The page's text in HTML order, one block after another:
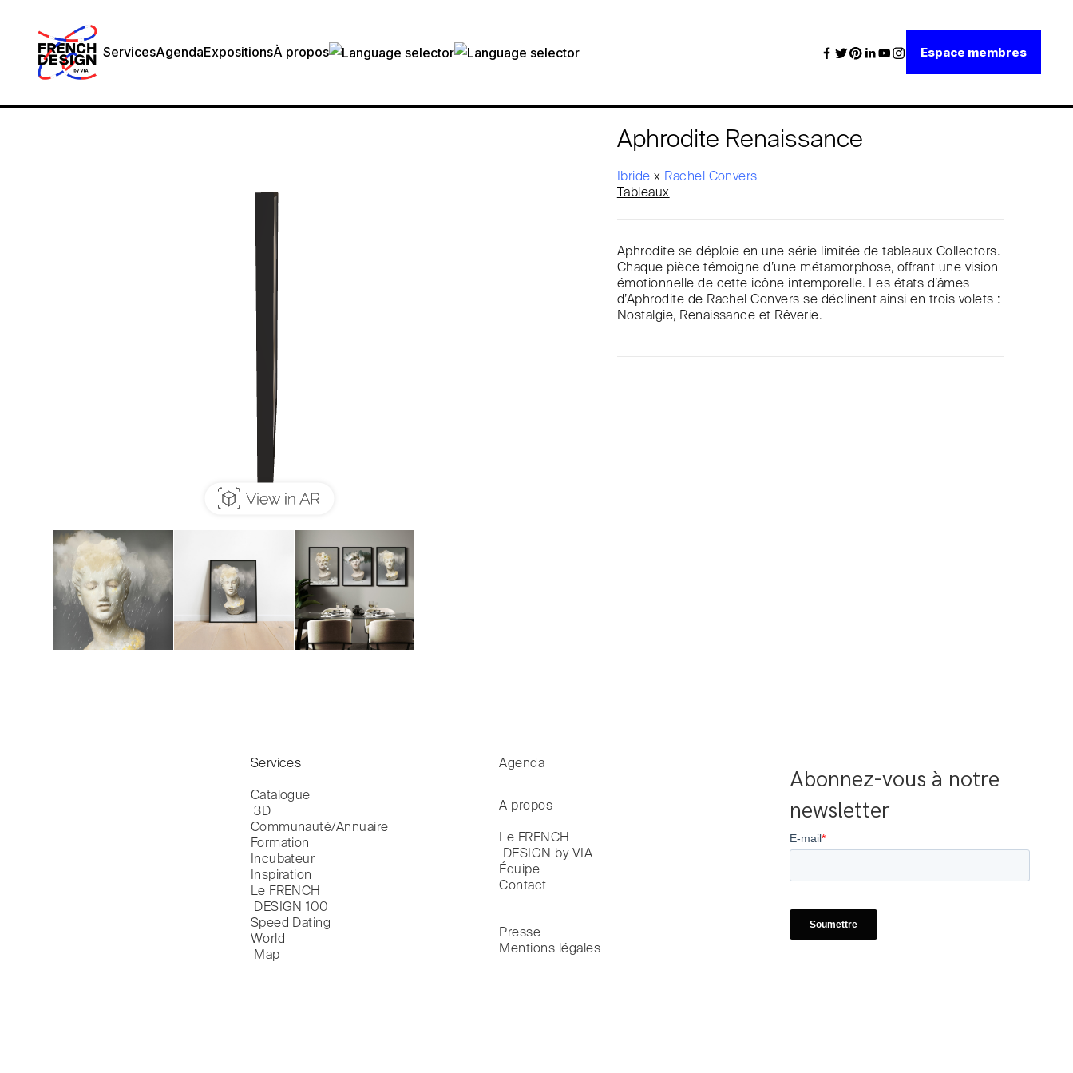
ServicesAgendaExpositionsÀ propos Espace membres
Aphrodite Renaissance
Ibridex Rachel Convers
Tableaux
Aphrodite se déploie en une série limitée de tableaux Collectors.
Chaque pièce témoigne d’une métamorphose, offrant une vision
émotionnelle de cette icône intemporelle. Les états d’âmes
d’Aphrodite de Rachel Convers se déclinent ainsi en trois volets :
Nostalgie, Renaissance et Rêverie.
Abonnez-vous à notre
newsletter
Services
Catalogue
3D
Communauté/Annuaire
Formation
Incubateur
Inspiration
Le FRENCH
DESIGN 100
Speed Dating
World
Map
Agenda
A propos
Le FRENCH
DESIGN by VIA
Équipe
Contact
Presse
Mentions légales